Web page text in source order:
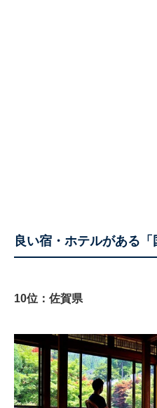
良い宿・ホテルがある
10位：佐賀県